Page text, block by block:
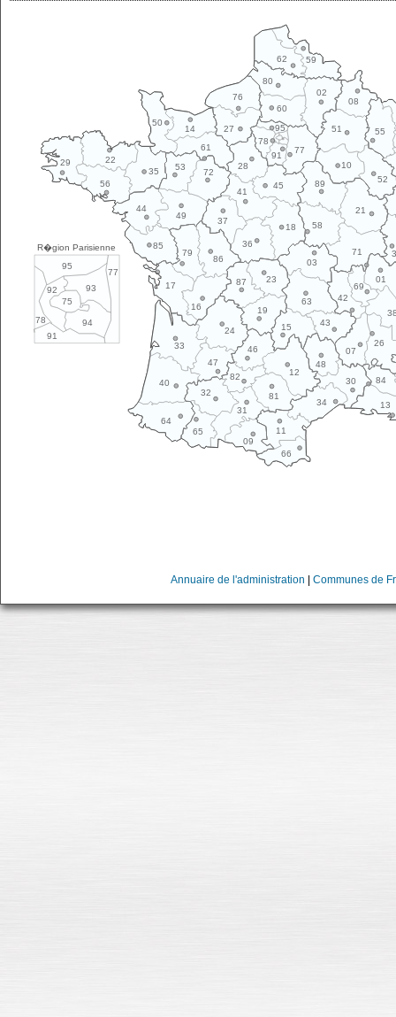
R�gion Parisienne
77
78
91
95
93
75
94
92
10
11
12
13
14
15
16
17
18
19
21
22
23
24
26
27
28
29
30
31
32
33
34
35
36
37
40
41
42
43
44
45
46
47
48
49
50
51
52
53
55
56
58
59
60
61
62
63
64
65
66
69
01
02
03
07
08
09
71
72
76
77
78
79
80
81
82 84
85
86
87
89
91
95
Annuaire de l'administration Communes de